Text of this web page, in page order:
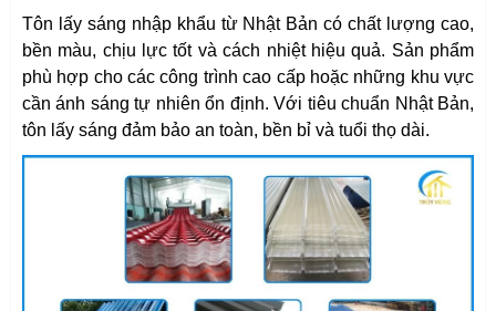
Tôn lấy sáng nhập khẩu từ Nhật Bản có chất lượng cao,
bền màu, chịu lực tốt và cách nhiệt hiệu quả. Sản phẩm
phù hợp cho các công trình cao cấp hoặc những khu vực
cần ánh sáng tự nhiên ổn định. Với tiêu chuẩn Nhật Bản,
tôn lấy sáng đảm bảo an toàn, bền bỉ và tuổi thọ dài.